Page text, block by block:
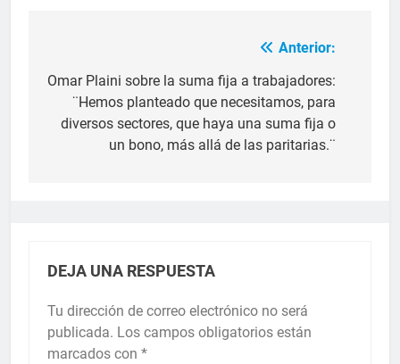
Anterior:
Omar Plaini sobre la suma fija a trabajadores:
¨Hemos planteado que necesitamos, para
diversos sectores, que haya una suma fija o
un bono, más allá de las paritarias.¨
DEJA UNA RESPUESTA
Tu dirección de correo electrónico no será
publicada. Los campos obligatorios están
marcados con *